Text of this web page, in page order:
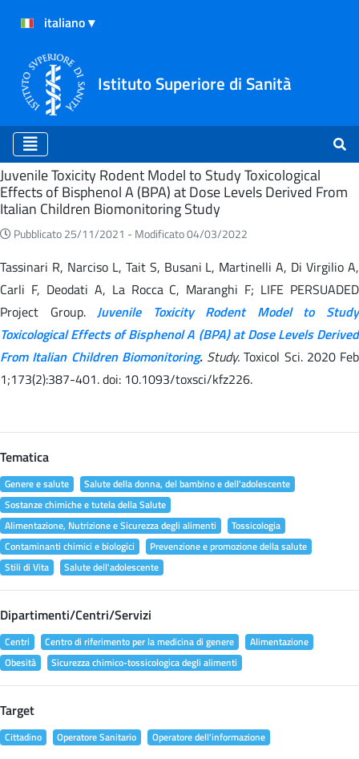
Istituto Superiore di Sanità
Home
Juvenile Toxicity Rodent Model to Study Toxicological
Effects of Bisphenol A (BPA) at Dose Levels Derived From
Italian Children Biomonitoring Study
Pubblicato 25/11/2021 - Modificato 04/03/2022
Tassinari R, Narciso L, Tait S, Busani L, Martinelli A, Di Virgilio A,
Carli F, Deodati A, La Rocca C, Maranghi F; LIFE PERSUADED
Project Group.Juvenile Toxicity Rodent Model to Study
Toxicological Effects of Bisphenol A (BPA) at Dose Levels Derived
From Italian Children Biomonitoring.Study. Toxicol Sci. 2020 Feb
1;173(2):387-401. doi: 10.1093/toxsci/kfz226.
Tematica
Genere e salute
Salute della donna, del bambino e dell'adolescente
Sostanze chimiche e tutela della Salute
Alimentazione, Nutrizione e Sicurezza degli alimenti
Tossicologia
Contaminanti chimici e biologici
Prevenzione e promozione della salute
Stili di Vita
Salute dell'adolescente
Dipartimenti/Centri/Servizi
Centri Centro di riferimento per la medicina di genere
Alimentazione
Obesità
Sicurezza chimico-tossicologica degli alimenti
Target
Cittadino Operatore Sanitario Operatore dell'informazione